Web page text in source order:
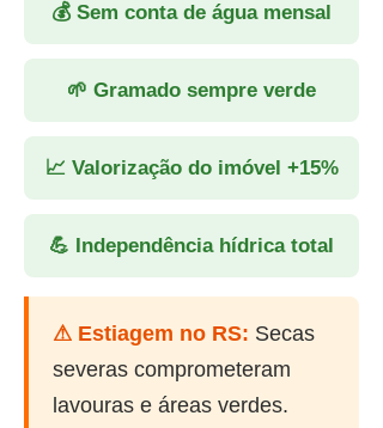
💰 Sem conta de água mensal
🌱 Gramado sempre verde
📈 Valorização do imóvel +15%
💪 Independência hídrica total
⚠ Estiagem no RS: Secas
severas comprometeram
lavouras e áreas verdes.